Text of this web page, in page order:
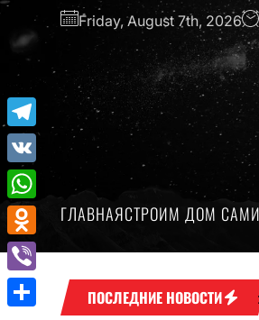
Перейти
содержимому
Friday, August 7th, 2026
ГЛАВНАЯСТРОИМ ДОМ САМИ
ПОСЛЕДНИЕ НОВОСТИ
Микрокредиты:
Telegram
VK
WhatsApp
Odnoklassniki
Viber